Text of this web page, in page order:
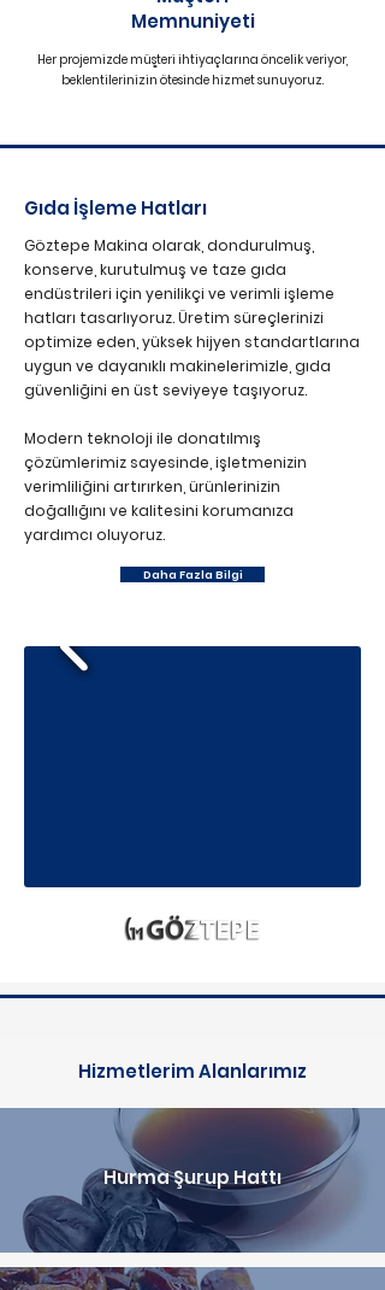
Memnuniyeti
Her projemizde müşteri ihtiyaçlarına öncelik veriyor,
beklentilerinizin ötesinde hizmet sunuyoruz.
Gıda İşleme Hatları
Göztepe Makina olarak, dondurulmuş,
konserve, kurutulmuş ve taze gıda
endüstrileri için yenilikçi ve verimli işleme
hatları tasarlıyoruz. Üretim süreçlerinizi
optimize eden, yüksek hijyen standartlarına
uygun ve dayanıklı makinelerimizle, gıda
güvenliğini en üst seviyeye taşıyoruz.
Modern teknoloji ile donatılmış
çözümlerimiz sayesinde, işletmenizin
verimliliğini artırırken, ürünlerinizin
doğallığını ve kalitesini korumanıza
yardımcı oluyoruz.
Daha Fazla Bilgi
Hizmetlerim Alanlarımız
Hurma Şurup Hattı